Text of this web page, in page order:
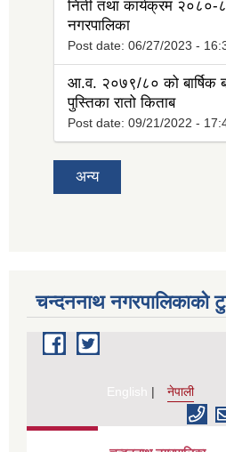
निती तथा कार्यक्रम २०८०-
नगरपालिका
Post date: 06/27/2023 -
आ.व. २०७९/८० को बार्षिक
पुस्तिका रातो किताब
Post date: 09/21/2022 -
अन्य
चन्दननाथ नगरपालिकाको